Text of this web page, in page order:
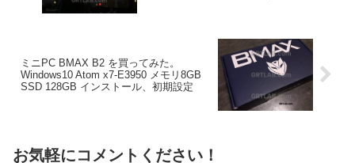
ミニPC BMAX B2 を買ってみた。
Windows10 Atom x7-E3950 メモリ8GB
SSD 128GB インストール、初期設定
お気軽にコメントください！